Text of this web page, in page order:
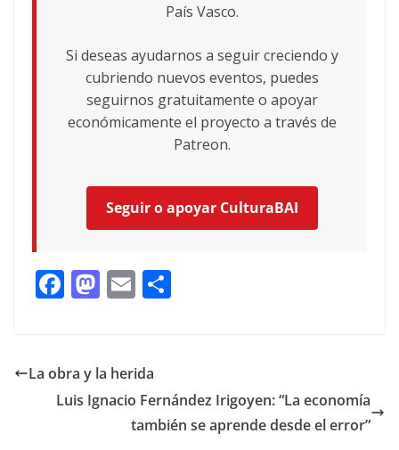
País Vasco.
Si deseas ayudarnos a seguir creciendo y
cubriendo nuevos eventos, puedes
seguirnos gratuitamente o apoyar
económicamente el proyecto a través de
Patreon.
Seguir o apoyar CulturaBAI
F
b
o
M
d
o
E
l
ar
ti
La obra y la herida
Luis Ignacio Fernández Irigoyen: “La economía
también se aprende desde el error”